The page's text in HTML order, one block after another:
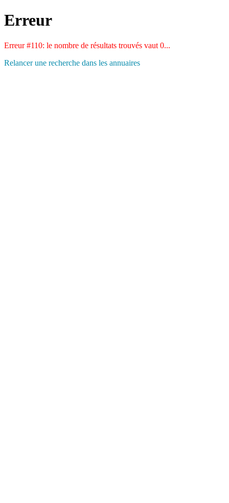
Erreur
Erreur #110: le nombre de résultats trouvés vaut 0...
Relancer une recherche dans les annuaires